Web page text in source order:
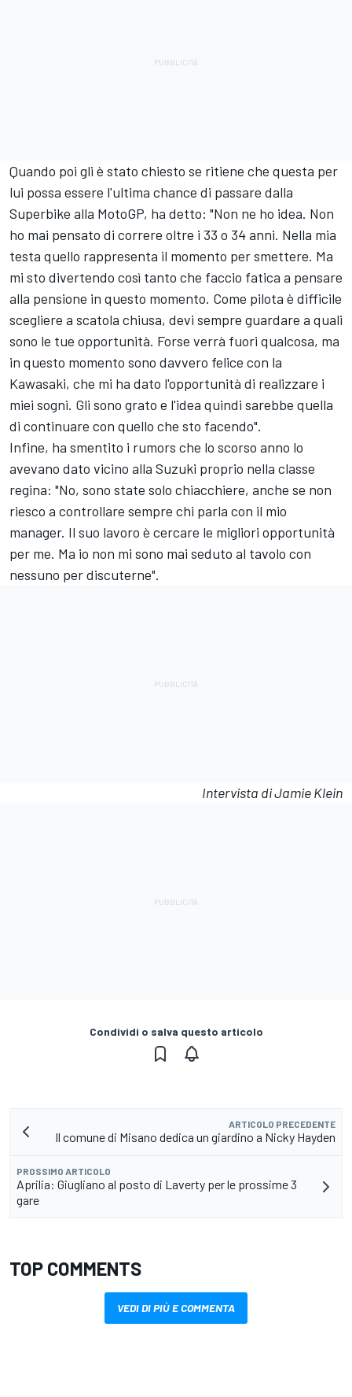
Quando poi gli è stato chiesto se ritiene che questa per
lui possa essere l'ultima chance di passare dalla
Superbike alla MotoGP, ha detto: "Non ne ho idea. Non
ho mai pensato di correre oltre i 33 o 34 anni. Nella mia
testa quello rappresenta il momento per smettere. Ma
mi sto divertendo così tanto che faccio fatica a pensare
alla pensione in questo momento. Come pilota è difficile
scegliere a scatola chiusa, devi sempre guardare a quali
sono le tue opportunità. Forse verrà fuori qualcosa, ma
in questo momento sono davvero felice con la
Kawasaki, che mi ha dato l'opportunità di realizzare i
miei sogni. Gli sono grato e l'idea quindi sarebbe quella
di continuare con quello che sto facendo".
Infine, ha smentito i rumors che lo scorso anno lo
avevano dato vicino alla Suzuki proprio nella classe
regina: "No, sono state solo chiacchiere, anche se non
riesco a controllare sempre chi parla con il mio
manager. Il suo lavoro è cercare le migliori opportunità
per me. Ma io non mi sono mai seduto al tavolo con
nessuno per discuterne".
Intervista di Jamie Klein
Condividi o salva questo articolo
ARTICOLO PRECEDENTE
Il comune di Misano dedica un giardino a Nicky Hayden
PROSSIMO ARTICOLO
Aprilia: Giugliano al posto di Laverty per le prossime 3
gare
TOP COMMENTS
VEDI DI PIÙ E COMMENTA